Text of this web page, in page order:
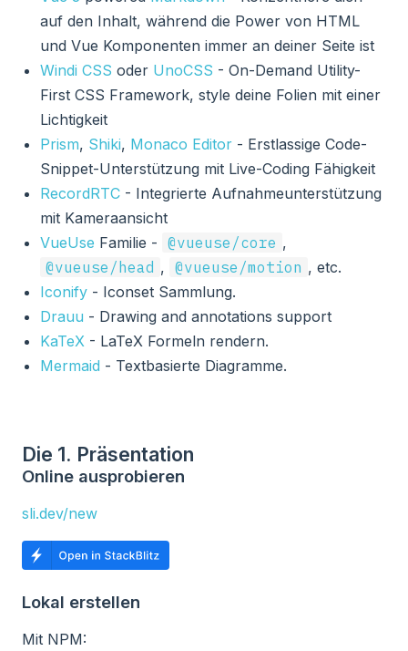
auf den Inhalt, während die Power von HTML
und Vue Komponenten immer an deiner Seite ist
Windi CSS oder UnoCSS - On-Demand Utility-
First CSS Framework, style deine Folien mit einer
Lichtigkeit
Prism, Shiki, Monaco Editor - Erstlassige Code-
Snippet-Unterstützung mit Live-Coding Fähigkeit
RecordRTC - Integrierte Aufnahmeunterstützung
mit Kameraansicht
VueUse Familie - @vueuse/core ,
@vueuse/head , @vueuse/motion , etc.
Iconify - Iconset Sammlung.
Drauu - Drawing and annotations support
KaTeX - LaTeX Formeln rendern.
Mermaid - Textbasierte Diagramme.
Die 1. Präsentation
Online ausprobieren
sli.dev/new
Lokal erstellen
Mit NPM: